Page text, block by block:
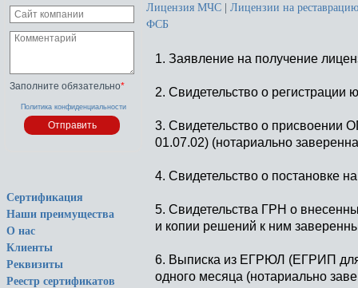
Заполните обязательно*
Политика конфиденциальности
Сертификация
Наши преимущества
О нас
Клиенты
Реквизиты
Реестр сертификатов
Лицензия МЧС | Лицензии на реставрацию
ФСБ
1. Заявление на получение
2. Свидетельство о регистрации
3. Свидетельство о присвоении
01.07.02) (нотариально
4. Свидетельство о постановке
5. Свидетельства ГРН о
и копии решений к ним
6. Выписка из ЕГРЮЛ (ЕГРИП для
одного месяца (нотариально